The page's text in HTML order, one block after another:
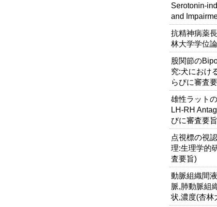
Serotonin-
and
抗精神病薬
林大学学位
股関節の
究:犬におけ
らびに審査
雄性ラット
LH-RH
びに審査要
点視標の視
理:生理学的
査要旨)
動脈組織間
脈,肺動脈組
状,濃度(杏林